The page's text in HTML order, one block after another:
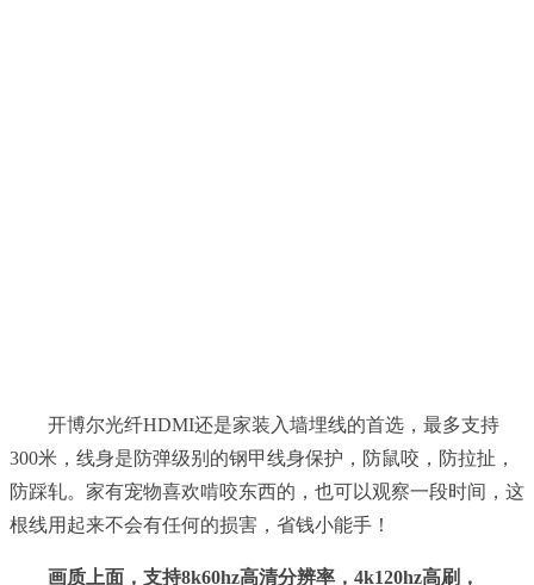
开博尔光纤HDMI还是家装入墙埋线的首选，最多支持
300米，线身是防弹级别的钢甲线身保护，防鼠咬，防拉扯，
防踩轧。家有宠物喜欢啃咬东西的，也可以观察一段时间，这
根线用起来不会有任何的损害，省钱小能手！
画质上面，支持8k60hz高清分辨率，4k120hz高刷，